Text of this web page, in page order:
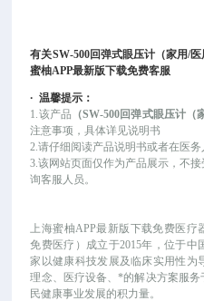
有关SW-500回弹式眼压计（家用/医
蜜柚APP最新版下载免费客服
·温馨提示：
1.该产品 （SW-500回弹式眼压计（
注意事项，具体详见说明书
2.请仔细阅读产品说明书或者在医
3.该网站页面仅作为产品展示，不
询客服人员。
上海蜜柚APP最新版下载免费医疗
免费医疗）成立于2015年，位于中
家以健康科技发展及临床实用性为
理念、医疗设备、*的解决方案服
民健康事业发展的积力量。